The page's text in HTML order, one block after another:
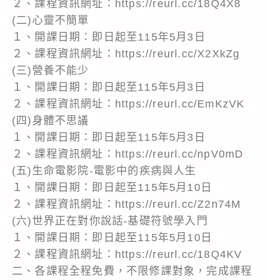
２、課程資訊網址：https://reurl.cc/18Q4X8
(二)心靈不簡單
１、開課日期：即日起至115年5月3日
２、課程資訊網址：https://reurl.cc/X2XkZg
(三)營養不能少
１、開課日期：即日起至115年5月3日
２、課程資訊網址：https://reurl.cc/EmKzVK
(四)身體不思議
１、開課日期：即日起至115年5月3日
２、課程資訊網址：https://reurl.cc/npV0mD
(五)生命電影院-電影中的疾病與人生
１、開課日期：即日起至115年5月10日
２、課程資訊網址：https://reurl.cc/Z2n74M
(六)世界正在對你說話-基礎符號學入門
１、開課日期：即日起至115年5月10日
２、課程資訊網址：https://reurl.cc/18Q4KV
二、各課程全程免費，不限修課對象，完成課程